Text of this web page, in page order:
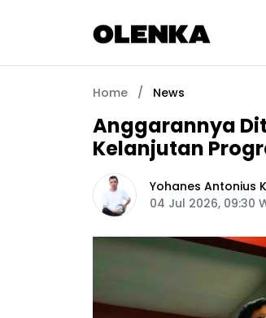
Home / News
Anggarannya
Kelanjutan
Yohanes Antonius
04 Jul 2026, 09:30